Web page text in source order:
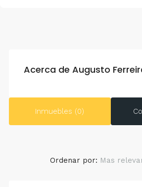
Acerca de Augusto
Inmuebles (0)
Ordenar por: Mas